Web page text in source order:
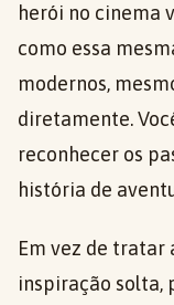
herói no cinema
como essa
modernos,
diretamente.
reconhecer os
história de
Em vez de tratar
inspiração solta,